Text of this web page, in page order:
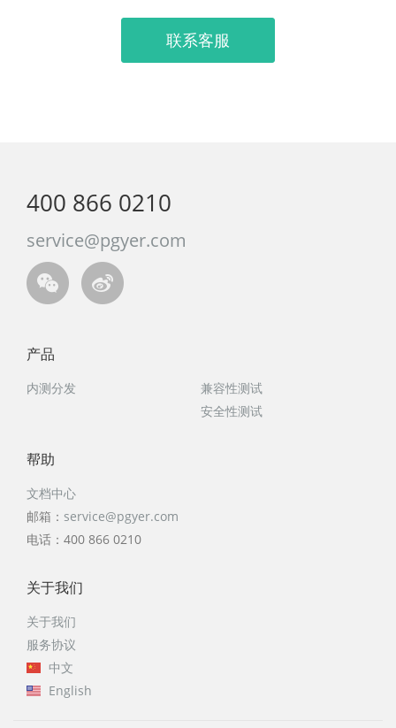
联系客服
400 866 0210
service@pgyer.com
产品
内测分发
兼容性测试
安全性测试
帮助
文档中心
邮箱： service@pgyer.com
电话：400 866 0210
关于我们
关于我们
服务协议
中文
English